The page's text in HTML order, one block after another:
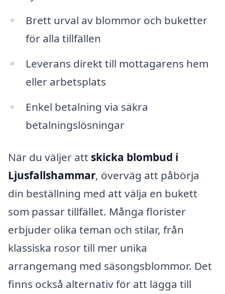
Brett urval av blommor och buketter
för alla tillfällen
Leverans direkt till mottagarens hem
eller arbetsplats
Enkel betalning via säkra
betalningslösningar
När du väljer att skicka blombud i
Ljusfallshammar, överväg att påbörja
din beställning med att välja en bukett
som passar tillfället. Många florister
erbjuder olika teman och stilar, från
klassiska rosor till mer unika
arrangemang med säsongsblommor. Det
finns också alternativ för att lägga till